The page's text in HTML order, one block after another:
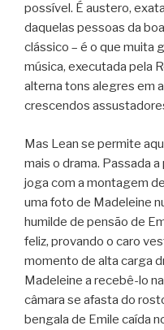
possível. É austero,
daquelas pessoas da
clássico – é o que muita
música, executada pela
alterna tons alegres em
crescendos
Mas Lean se permite
mais o drama. Passada
joga com a montagem
uma foto de Madeleine
humilde de pensão de
feliz, provando o caro
momento de alta carga
Madeleine a recebê-lo
câmara se afasta do
bengala de Emile caída